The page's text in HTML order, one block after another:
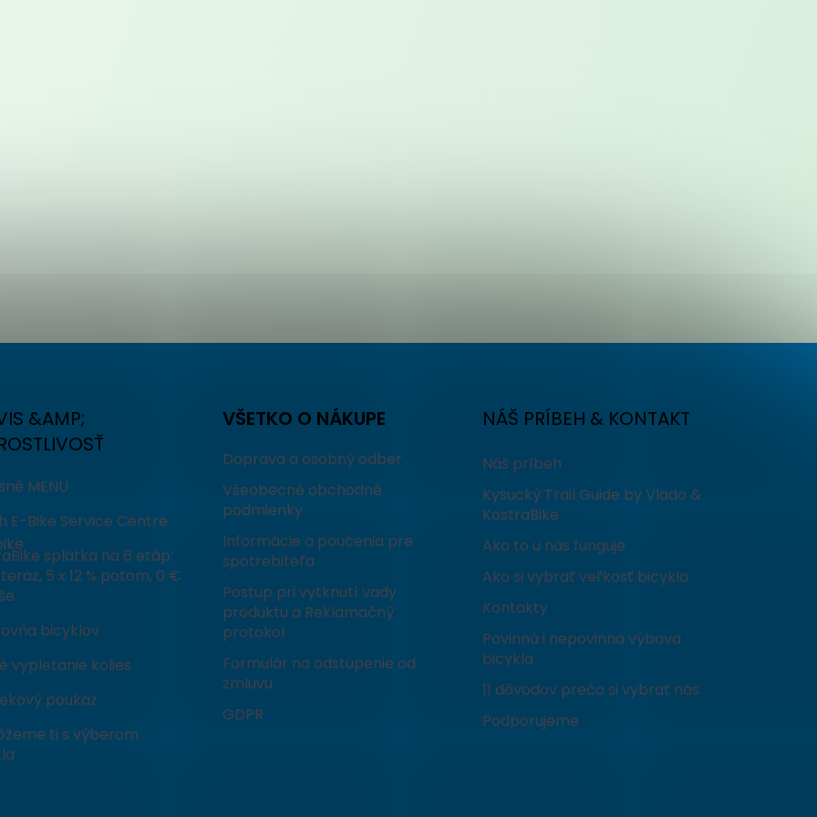
&AMP;
MENU
E-Bike Service Centre
splátka na 6 etáp:
5 x 12 % potom, 0 €
bicyklov
vypletanie kolies
poukaz
ti s výberom
VŠETKO O NÁKUPE
Doprava a osobný odber
Všeobecné obchodné
podmienky
Informácie a poučenia pre
spotrebiteľa
Postup pri vytknutí vady
produktu a Reklamačný
protokol
Formulár na odstúpenie od
zmluvu
GDPR
NÁŠ PRÍBEH & KONTAKT
Náš príbeh
Kysucký Trail Guide by Vlado &
KostraBike
Ako to u nás funguje
Ako si vybrať veľkosť bicykla
Kontakty
Povinná i nepovinná výbava
bicykla
11 dôvodov prečo si vybrať nás
Podporujeme